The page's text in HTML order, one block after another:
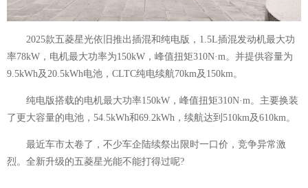
2025款五菱星光依旧推出插混和纯电版，1.5L插混发动机最大功
率78kW，电机最大功率为150kW，峰值扭矩310N·m。并提供容量为
9.5kWh及20.5kWh电池，CLTC纯电续航70km及150km。
纯电版搭载的电机最大功率150kW，峰值扭矩310N·m。主要换装
了更大容量的电池，54.5kWh和69.2kWh，续航达到510km及610km。
最近车市太卷了，不少车企陆续祭出限时一口价，竞争异常激
烈。全新升级的五菱星光能不能打得过呢?